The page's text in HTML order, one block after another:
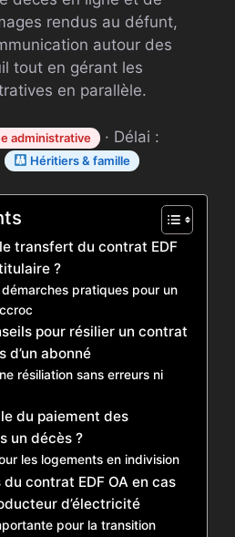
rendus au défunt,
autour des
tout en gérant les
en parallèle.
administrative · Délai :
Héritiers & famille
transfert du contrat EDF
?
pratiques pour un
pour résilier un contrat
d’un abonné
résiliation sans erreurs ni
du paiement des
un décès ?
les logements en indivision
contrat EDF OA en cas
d’électricité
pour la transition